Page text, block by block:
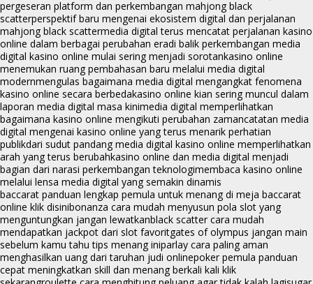
pergeseran platform dan perkembangan mahjong black
scatterperspektif baru mengenai ekosistem digital dan perjalanan
mahjong black scattermedia digital terus mencatat perjalanan kasino
online dalam berbagai perubahan eradi balik perkembangan media
digital kasino online mulai sering menjadi sorotankasino online
menemukan ruang pembahasan baru melalui media digital
modernmengulas bagaimana media digital mengangkat fenomena
kasino online secara berbedakasino online kian sering muncul dalam
laporan media digital masa kinimedia digital memperlihatkan
bagaimana kasino online mengikuti perubahan zamancatatan media
digital mengenai kasino online yang terus menarik perhatian
publikdari sudut pandang media digital kasino online memperlihatkan
arah yang terus berubahkasino online dan media digital menjadi
bagian dari narasi perkembangan teknologimembaca kasino online
melalui lensa media digital yang semakin dinamis
baccarat panduan lengkap pemula untuk menang di meja baccarat
online klik disinibonanza cara mudah menyusun pola slot yang
menguntungkan jangan lewatkanblack scatter cara mudah
mendapatkan jackpot dari slot favoritgates of olympus jangan main
sebelum kamu tahu tips menang iniparlay cara paling aman
menghasilkan uang dari taruhan judi onlinepoker pemula panduan
cepat meningkatkan skill dan menang berkali kali klik